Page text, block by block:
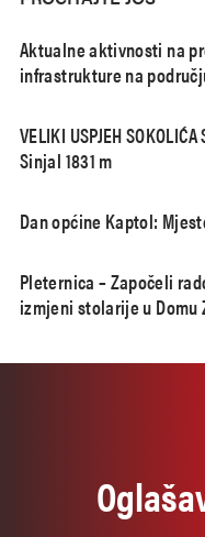
Aktualne aktivnosti na
infrastrukture na
VELIKI USPJEH
Sinjal 1831 m
Dan općine Kaptol:
Pleternica – Započeli
izmjeni stolarije u Domu